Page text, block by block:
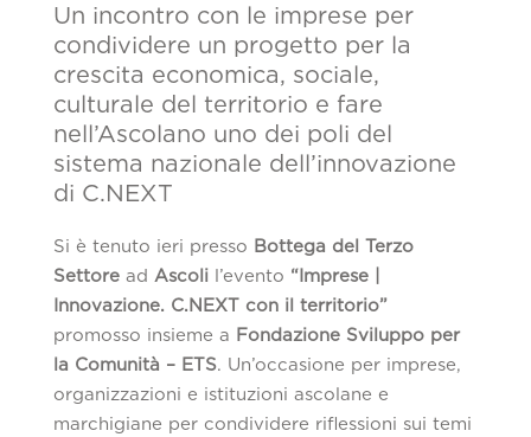
Un incontro con le imprese per
condividere un progetto per la
crescita economica, sociale,
culturale del territorio e fare
nell’Ascolano uno dei poli del
sistema nazionale dell’innovazione
di C.NEXT
Si è tenuto ieri presso Bottega del Terzo
Settoread Ascolil’evento “Imprese |
Innovazione. C.NEXT con il territorio”
promosso insieme a Fondazione Sviluppo per
la Comunità – ETS. Un’occasione per imprese,
organizzazioni e istituzioni ascolane e
marchigiane per condividere riflessioni sui temi